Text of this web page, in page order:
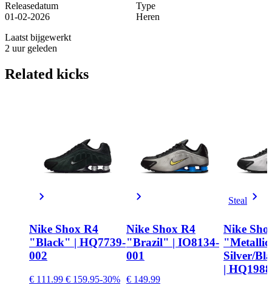
Releasedatum
01-02-2026
Type
Heren
Laatst bijgewerkt
2 uur geleden
Related kicks
Nike Shox R4
"Black" | HQ7739-
002
€ 111.99 € 159.95-30%
Nike Shox R4
"Brazil" | IO8134-
001
€ 149.99
Steal
Nike
"Metallic
Silver/
|